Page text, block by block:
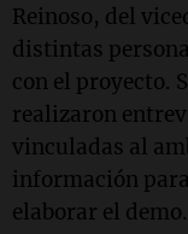
Reinoso, del
distintas
con el proyecto.
realizaron
vinculadas al
información
elaborar el demo.